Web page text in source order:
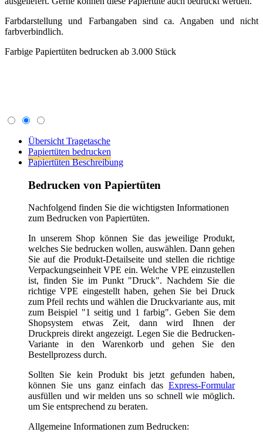
ausfüllen und wir melden uns so schnell wie möglich.
um Sie entsprechend zu beraten.
Allgemeine Informationen zum Bedrucken:
Datenmengen nutzen Sie bitte wetransfer.com. Danke!
2) Ihre Druckdaten schicken Sie bitte wie folgt an uns.
Vektorisierte Datei im Format *.eps, *.ai, *.cdr
oder als vektorbasiertes PDF. Diese Formate
werden. Auf Grafiken in z.B. .jpg oder .png
können Sie unscharfe oder verpixelte Drucke
bekommen.
Schriftzeichen in Kurven bzw. Pfade. Somit ist
gewährleistet, dass Ihre gewünschte Schrift
richtig dargestellt und beliebig vergrößert oder
verkleinert werden kann.
Je nach Druckverfahren benötigen wir die
Farbangaben nach HKS oder Pantone C oder U
oder in CMYK
Strichstärken für den Positivdruck mindestens 0,5
mm und für den Negativdruck mindestens 1,5
mm
3) Wir erstellen für Sie einen kostenfreien
erteilt haben, beginnt die Produktion,
4) Sie erhalten von uns eine Auftragsbestätigung.
senden Sie uns einfach eine Mail an